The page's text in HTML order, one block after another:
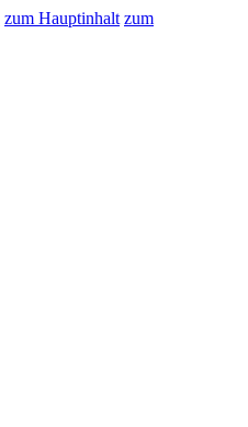
zum Hauptinhalt zum